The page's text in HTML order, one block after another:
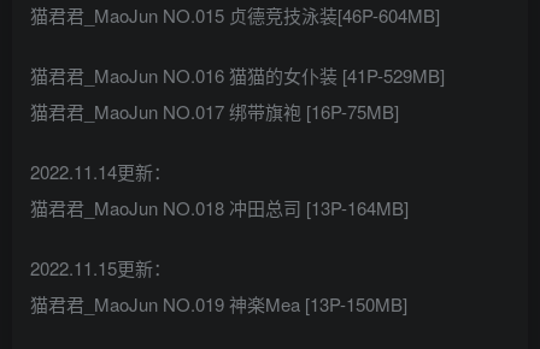
猫君君_MaoJun NO.015 贞德竞技泳装[46P-604MB]
猫君君_MaoJun NO.016 猫猫的女仆装 [41P-529MB]
猫君君_MaoJun NO.017 绑带旗袍 [16P-75MB]
2022.11.14更新：
猫君君_MaoJun NO.018 冲田总司 [13P-164MB]
2022.11.15更新：
猫君君_MaoJun NO.019 神楽Mea [13P-150MB]